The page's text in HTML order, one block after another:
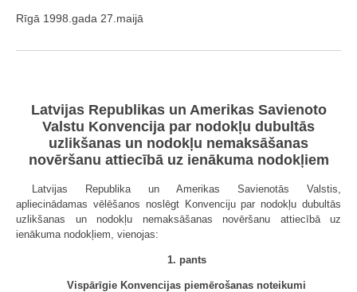
Rīgā 1998.gada 27.maijā
Latvijas Republikas un Amerikas Savienoto
Valstu Konvencija par nodokļu dubultās
uzlikšanas un nodokļu nemaksāšanas
novēršanu attiecībā uz ienākuma nodokļiem
Latvijas Republika un Amerikas Savienotās Valstis,
apliecinādamas vēlēšanos noslēgt Konvenciju par nodokļu dubultās
uzlikšanas un nodokļu nemaksāšanas novēršanu attiecībā uz
ienākuma nodokļiem, vienojas:
1. pants
Vispārīgie Konvencijas piemērošanas noteikumi